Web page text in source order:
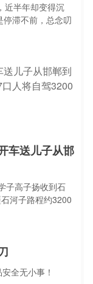
近半年却变得沉
滞不前，总念叨
车送儿子从邯
子高子扬收到石
河子路程约3200
全无小事！